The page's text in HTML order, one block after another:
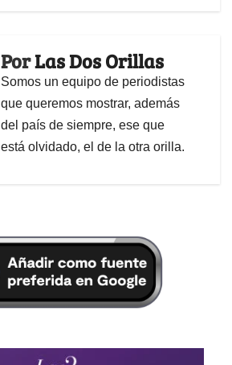
PorLas Dos Orillas
Somos un equipo de periodistas
que queremos mostrar, además
del país de siempre, ese que
está olvidado, el de la otra orilla.